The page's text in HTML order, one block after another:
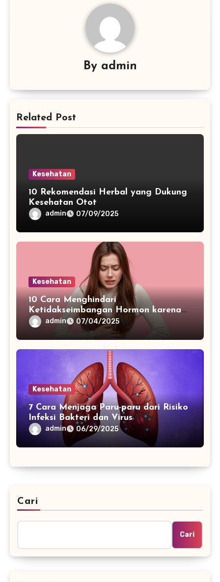
By admin
Related Post
Kesehatan
10 Rekomendasi Herbal yang Dukung
Kesehatan Otot
admin 07/09/2025
Kesehatan
10 Cara Menghindari
Ketidakseimbangan Hormon karena
Pola Makan
admin 07/04/2025
Kesehatan
7 Cara Menjaga Paru-paru dari Risiko
Infeksi Bakteri dan Virus
admin 06/29/2025
Cari
Cari